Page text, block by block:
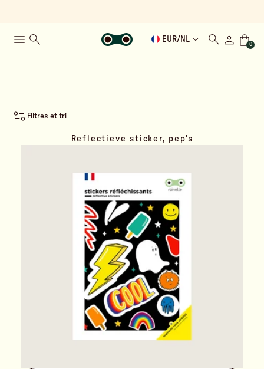
EUR/ NL
0
Filtres et tri
Reflectieve sticker, pep's